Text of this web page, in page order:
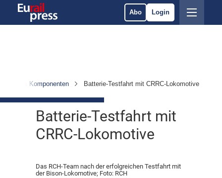
Abo Login
& Komponenten Batterie-Testfahrt mit CRRC-Lokomotive
Batterie-Testfahrt mit
CRRC-Lokomotive
Das RCH-Team nach der erfolgreichen Testfahrt mit
der Bison-Lokomotive; Foto: RCH